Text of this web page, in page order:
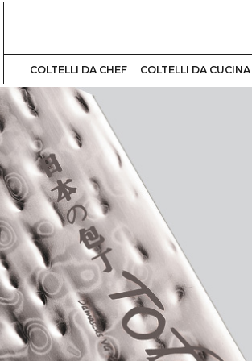
COLTELLI DA CHEF COLTELLI DA CUCINA